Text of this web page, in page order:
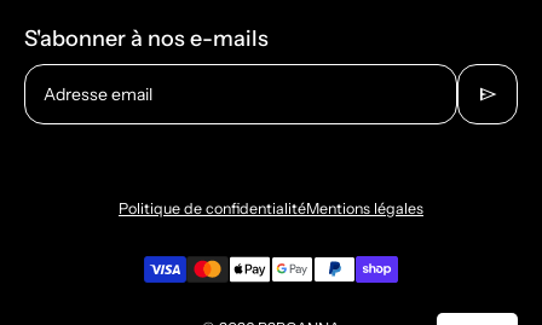
S'abonner à nos e-mails
Adresse email send
Politique de confidentialitéMentions légales